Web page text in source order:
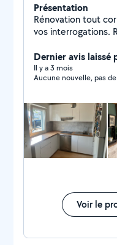
Présentation
Rénovation tout
vos interrogations.
équipé, disponible,
Dernier avis laissé
Il y a 3 mois
Aucune nouvelle, pas
Voir le